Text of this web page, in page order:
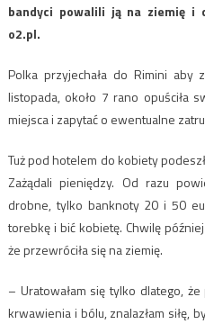
bandyci powalili ją na ziemię i
o2.pl.
Polka przyjechała do Rimini aby
listopada, około 7 rano opuściła
miejsca i zapytać o ewentualne
Tuż pod hotelem do kobiety
Zażądali pieniędzy. Od razu
drobne, tylko banknoty 20 i 50
torebkę i bić kobietę. Chwilę
że przewróciła się na ziemię.
– Uratowałam się tylko dlatego,
krwawienia i bólu, znalazłam siłę,